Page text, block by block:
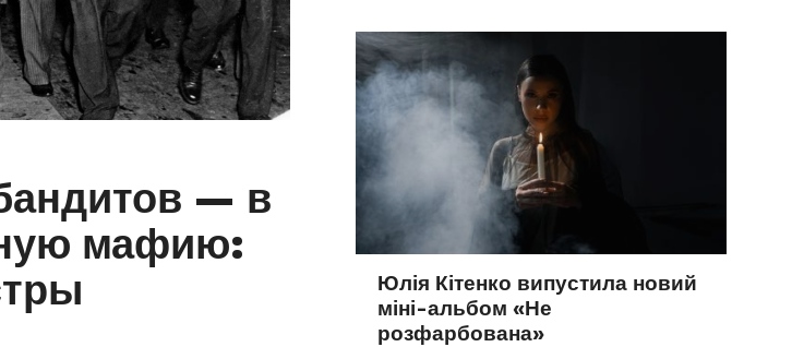
— в
мафию:
Юлія Кітенко випустила новий
міні-альбом «Не
розфарбована»